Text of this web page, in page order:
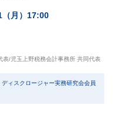
月）17:00
/児玉上野税務会計事務所 共同代表
スクロージャー実務研究会会員